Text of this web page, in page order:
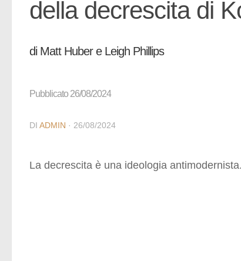
della decrescita di
di Matt Huber e Leigh Phillips
Pubblicato 26/08/2024
DI ADMIN · 26/08/2024
La decrescita è una ideologia